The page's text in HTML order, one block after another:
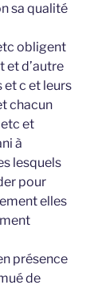
sa qualité
obligent
et d’autre
et c et leurs
chacun
et
à
lesquels
pour
elles
présence
de